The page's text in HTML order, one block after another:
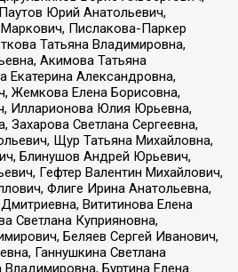
Юрий Анатольевич,
Пислакова-Паркер
Татьяна Владимировна,
Акимова Татьяна
Екатерина Александровна,
Жемкова Елена Борисовна,
Илларионова Юлия Юрьевна,
Захарова Светлана Сергеевна,
Щур Татьяна Михайловна,
Блинушов Андрей Юрьевич,
Гефтер Валентин Михайлович,
Флиге Ирина Анатольевна,
Вититинова Елена
Светлана Куприяновна,
Беляев Сергей Иванович,
Ганнушкина Светлана
Буртина Елена